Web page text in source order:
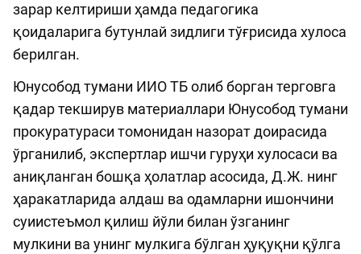
зарар келтириши ҳамда педагогика
қоидаларига бутунлай зидлиги тўғрисида хулоса
берилган.
Юнусобод тумани ИИО ТБ олиб борган терговга
қадар текширув материаллари Юнусобод тумани
прокуратураси томонидан назорат доирасида
ўрганилиб, экспертлар ишчи гуруҳи хулосаси ва
аниқланган бошқа ҳолатлар асосида, Д.Ж. нинг
ҳаракатларида алдаш ва одамларни ишончини
суиистеъмол қилиш йўли билан ўзганинг
мулкини ва унинг мулкига бўлган ҳуқуқни қўлга